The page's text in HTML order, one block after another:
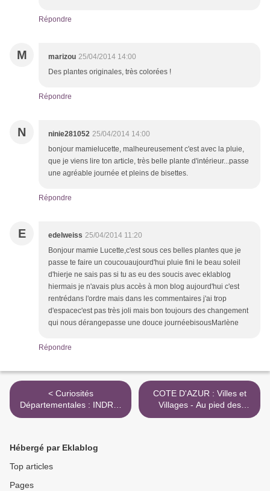
Répondre
M marizou 25/04/2014 14:00
Des plantes originales, très colorées !
Répondre
N ninie281052 25/04/2014 14:00
bonjour mamielucette, malheureusement c'est avec la pluie,
que je viens lire ton article, très belle plante d'intérieur...passe
une agréable journée et pleins de bisettes.
Répondre
E edelweiss 25/04/2014 11:20
Bonjour mamie Lucette,c'est sous ces belles plantes que je
passe te faire un coucouaujourd'hui pluie fini le beau soleil
d'hierje ne sais pas si tu as eu des soucis avec eklablog
hiermais je n'avais plus accès à mon blog aujourd'hui c'est
rentrédans l'ordre mais dans les commentaires j'ai trop
d'espacec'est pas très joli mais bon toujours des changement
qui nous dérangepasse une douce journéebisousMarlène
Répondre
< Curiosités
Départementales : INDRE-
ET-LOIRE
COTE D'AZUR : Villes et
Villages - Au pied des
montagnes >
Hébergé par Eklablog
Top articles
Pages